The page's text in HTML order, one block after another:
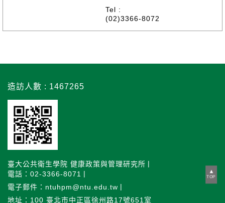
Tel :
(02)3366-8072
TOP
造訪人數 : 1467265
臺大公共衛生學院 健康政策與管理研究所
電話：02-3366-8071
電子郵件：ntuhpm@ntu.edu.tw
地址：100 臺北市中正區徐州路17號651室